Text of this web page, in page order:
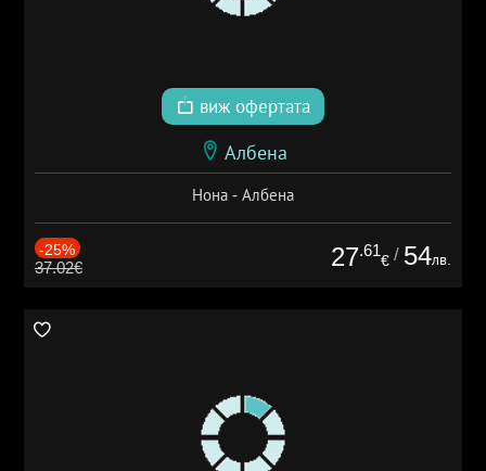
виж офертата
Албена
Нона - Албена
-25%
37.02€ 27.61
€ / 54лв.